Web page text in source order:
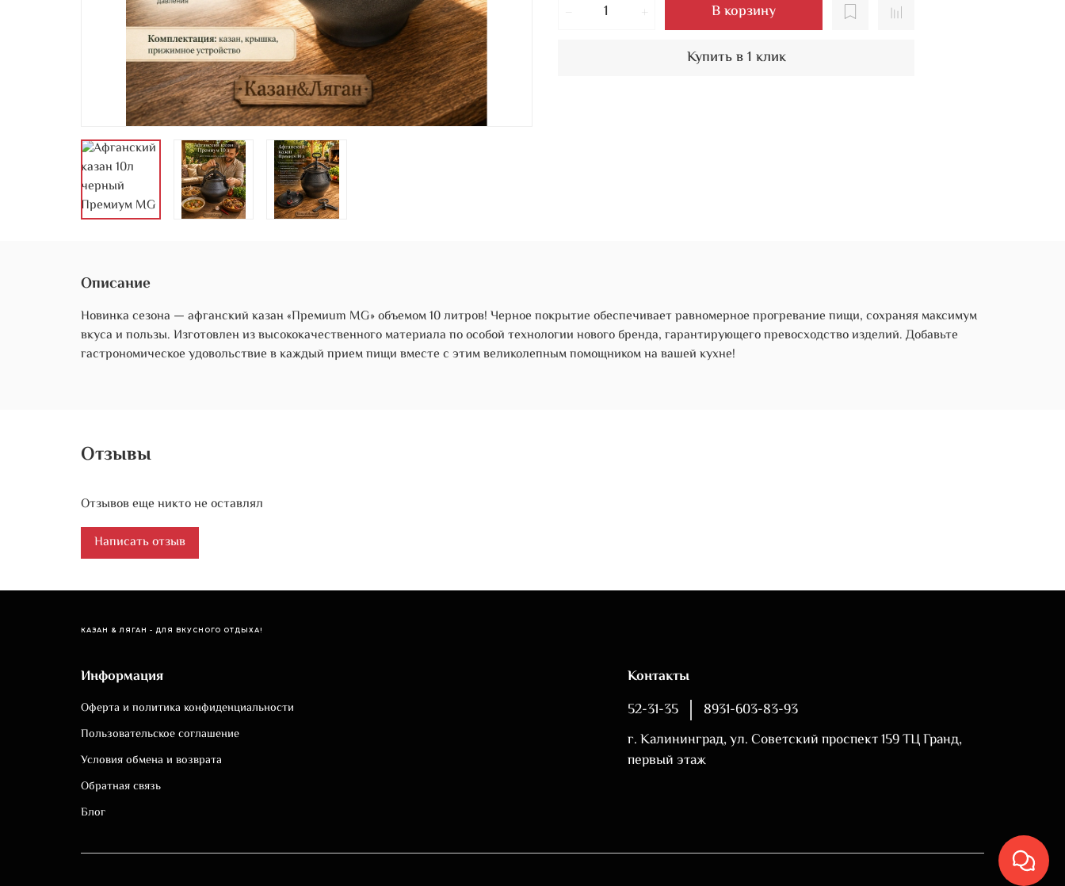
В корзину
Купить в 1 клик
Описание
Новинка сезона — афганский казан «Премиum MG» объемом 10 литров! Черное покрытие обеспечивает равномерное прогревание пищи, сохраняя максимум
вкуса и пользы. Изготовлен из высококачественного материала по особой технологии нового бренда, гарантирующего превосходство изделий. Добавьте
гастрономическое удовольствие в каждый прием пищи вместе с этим великолепным помощником на вашей кухне!
Отзывы
Отзывов еще никто не оставлял
Написать отзыв
КАЗАН & ЛЯГАН - ДЛЯ ВКУСНОГО ОТДЫХА!
Информация
Оферта и политика конфиденциальности
Пользовательское соглашение
Условия обмена и возврата
Обратная связь
Блог
Контакты
52-31-35
8931-603-83-93
г. Калининград, ул. Советский проспект 159 ТЦ Гранд,
первый этаж